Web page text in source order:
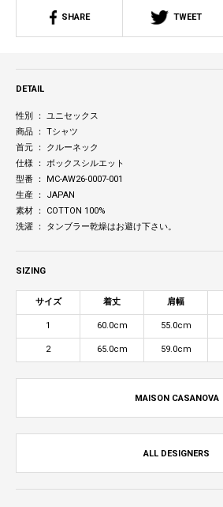
SHARE TWEET
DETAIL
性別 ： ユニセックス
商品 ： Tシャツ
首元 ： クルーネック
仕様 ： ボックスシルエット
型番 ： MC-AW26-0007-001
生産 ： JAPAN
素材 ： COTTON 100%
洗濯 ： タンブラー乾燥はお避け下さい。
SIZING
サイズ 着丈 肩幅
1 60.0cm 55.0cm
2 65.0cm 59.0cm
MAISON CASANOVA
ALL DESIGNERS